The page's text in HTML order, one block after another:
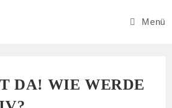
Menü
DA! WIE WERDE